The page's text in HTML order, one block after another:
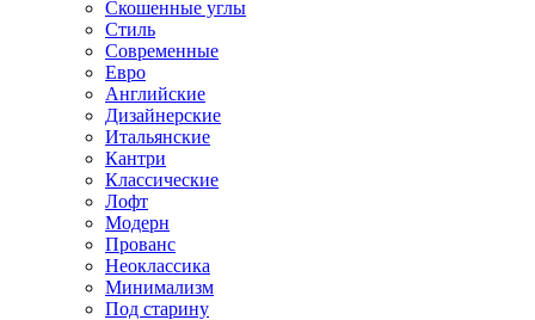
Скошенные углы
Стиль
Современные
Евро
Английские
Дизайнерские
Итальянские
Кантри
Классические
Лофт
Модерн
Прованс
Неоклассика
Минимализм
Под старину